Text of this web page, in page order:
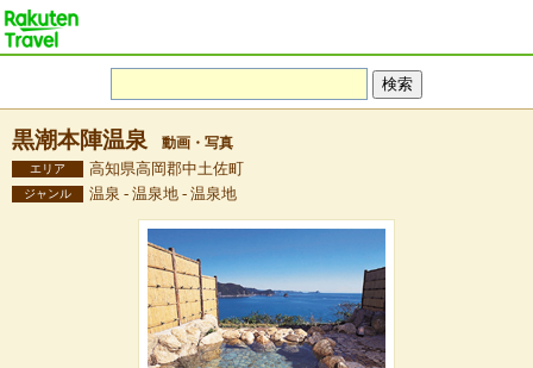
黒潮本陣温泉 動画・写真
エリア 高知県高岡郡中土佐町
ジャンル 温泉 - 温泉地 - 温泉地